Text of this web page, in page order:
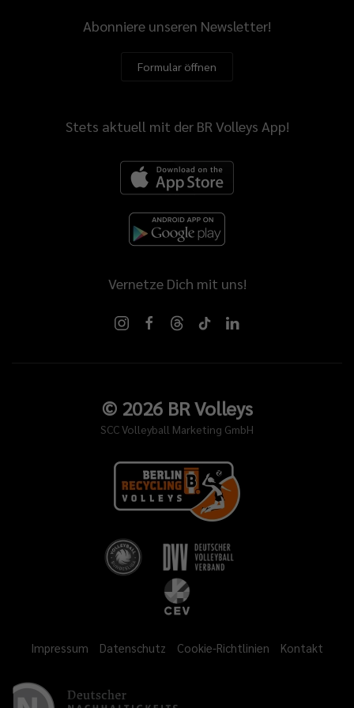
Abonniere unseren Newsletter!
Formular öffnen
Stets aktuell mit der BR Volleys App!
Vernetze Dich mit uns!
© 2026BR Volleys
SCC Volleyball Marketing GmbH
Impressum Datenschutz Cookie-Richtlinien Kontakt